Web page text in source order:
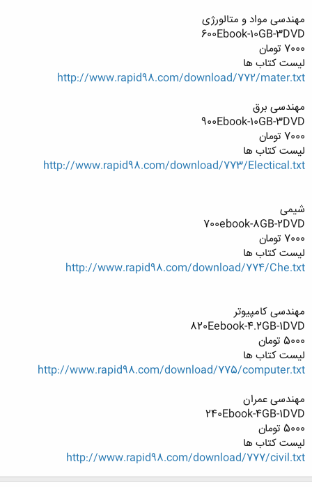
مهندسی مواد و متالورژی
600Ebook-10GB-3DVD
7000 تومان
لیست کتاب ها
http://www.rapid98.com/download/772/mater.txt
مهندسی برق
900Ebook-10GB-3DVD
7000 تومان
لیست کتاب ها
http://www.rapid98.com/download/773/Electical.txt
شیمی
700ebook-8GB-2DVD
7000 تومان
لیست کتاب ها
http://www.rapid98.com/download/774/Che.txt
مهندسی کامپیوتر
820Eebook-4.2GB-1DVD
5000 تومان
لیست کتاب ها
http://www.rapid98.com/download/775/computer.txt
مهندسی عمران
240Ebook-4GB-1DVD
5000 تومان
لیست کتاب ها
http://www.rapid98.com/download/777/civil.txt